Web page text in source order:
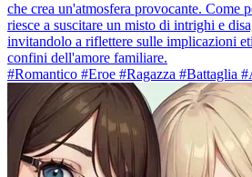
che crea un'atmosfera provocante. Come
riesce a suscitare un misto di intrighi e
invitandolo a riflettere sulle implicazioni
confini dell'amore familiare.
#Romantico #Eroe #Ragazza #Battaglia